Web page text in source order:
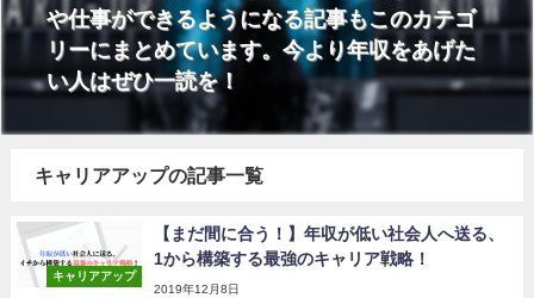
や仕事ができるようになる記事もこのカテゴ
リーにまとめています。今より年収をあげた
い人はぜひ一読を！
キャリアアップの記事一覧
キャリアアップ
【まだ間に合う！】年収が低い社会人へ送る、
1から構築する最強のキャリア戦略！
2019年12月8日